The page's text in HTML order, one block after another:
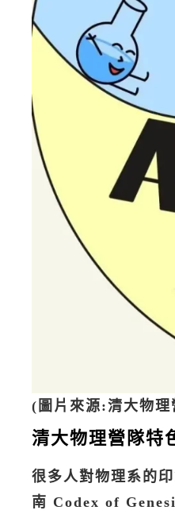
(圖片來源:清大物理
清大物理營隊特
很多人對物理系的
南 Codex of